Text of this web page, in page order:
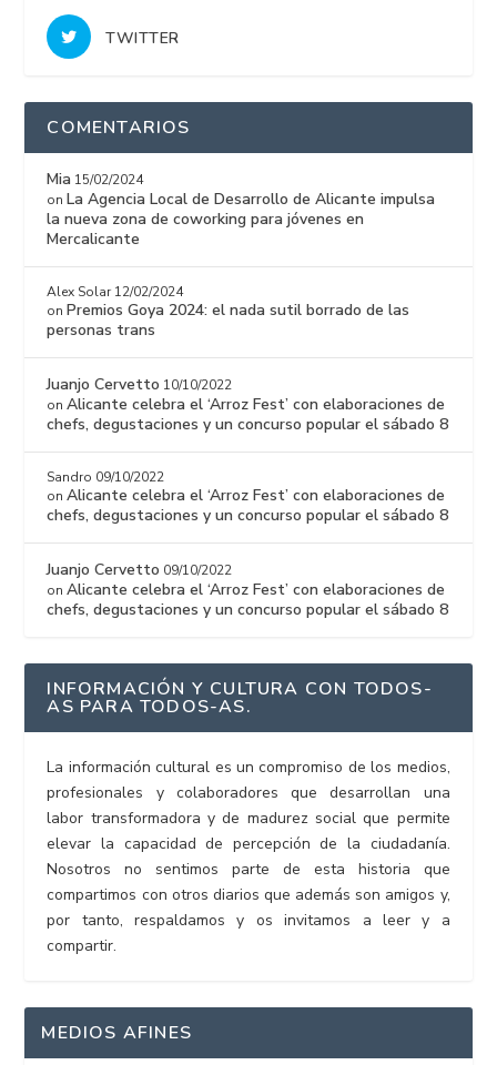
TWITTER
COMENTARIOS
Mia 15/02/2024
on La Agencia Local de Desarrollo de Alicante impulsa
la nueva zona de coworking para jóvenes en
Mercalicante
Alex Solar 12/02/2024
on Premios Goya 2024: el nada sutil borrado de las
personas trans
Juanjo Cervetto 10/10/2022
onAlicante celebra el ‘Arroz Fest’ con elaboraciones de
chefs, degustaciones y un concurso popular el sábado 8
Sandro 09/10/2022
onAlicante celebra el ‘Arroz Fest’ con elaboraciones de
chefs, degustaciones y un concurso popular el sábado 8
Juanjo Cervetto 09/10/2022
onAlicante celebra el ‘Arroz Fest’ con elaboraciones de
chefs, degustaciones y un concurso popular el sábado 8
INFORMACIÓN Y CULTURA CON TODOS-
AS PARA TODOS-AS.
La información cultural es un compromiso de los medios,
profesionales y colaboradores que desarrollan una
labor transformadora y de madurez social que permite
elevar la capacidad de percepción de la ciudadanía.
Nosotros no sentimos parte de esta historia que
compartimos con otros diarios que además son amigos y,
por tanto, respaldamos y os invitamos a leer y a
compartir.
MEDIOS AFINES